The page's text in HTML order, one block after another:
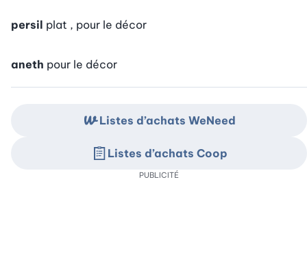
persil plat , pour le décor
aneth pour le décor
Listes d’achats WeNeed
Listes d’achats Coop
PUBLICITÉ